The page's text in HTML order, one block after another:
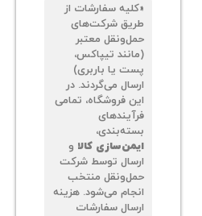
«کلیه سفارشات از
طریق شرکت‌های
حمل‌ونقل معتبر
(مانند تیپاکس،
پست یا باربری)
ارسال می‌گردند. در
این فروشگاه، تمامی
ایمن‌سازی کالاو
ارسال توسط شرکت
حمل‌ونقل منتخب
انجام می‌شود. هزینه
ارسال سفارشات